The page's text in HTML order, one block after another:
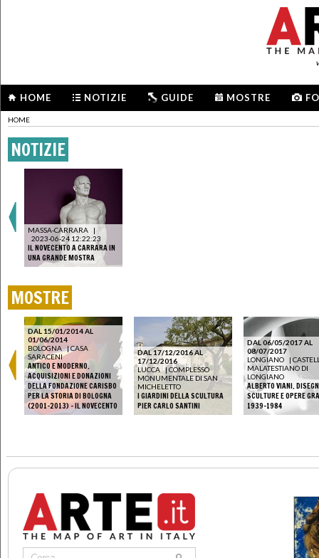
HOME NOTIZIE GUIDE MOSTRE
HOME
NOTIZIE
MASSA-CARRARA
|
2023-06-24 12:22:23
IL NOVECENTO A CARRARA IN
UNA GRANDE MOSTRA
MOSTRE
DAL 15/01/2014 AL
01/06/2014
BOLOGNA |CASA
SARACENI
ANTICO E MODERNO.
ACQUISIZIONI E DONAZIONI
DELLA FONDAZIONE CARISBO
PER LA STORIA DI BOLOGNA
(2001-2013) - IL NOVECENTO
DAL 17/12/2016 AL
17/12/2016
LUCCA | COMPLESSO
MONUMENTALE DI SAN
MICHELETTO
I GIARDINI DELLA SCULTURA
PIER CARLO SANTINI
DAL 06/05/2017 AL
08/07/2017
LONGIANO
|
MALATESTIANO DI
LONGIANO
ALBERTO VIANI.
SCULTURE E OPERE
1939-1984